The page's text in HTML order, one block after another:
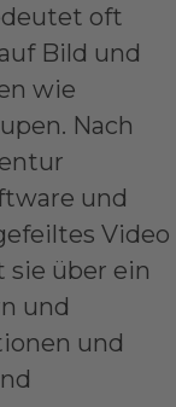
oft
Bild und
wie
Nach
und
Video
sie über ein
und
und